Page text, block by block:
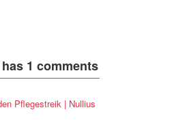
1 comments
Pflegestreik | Nullius